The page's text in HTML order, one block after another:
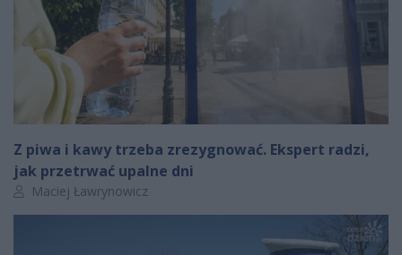
Z piwa i kawy trzeba zrezygnować. Ekspert radzi,
jak przetrwać upalne dni
Autor artykułu:
Maciej Ławrynowicz